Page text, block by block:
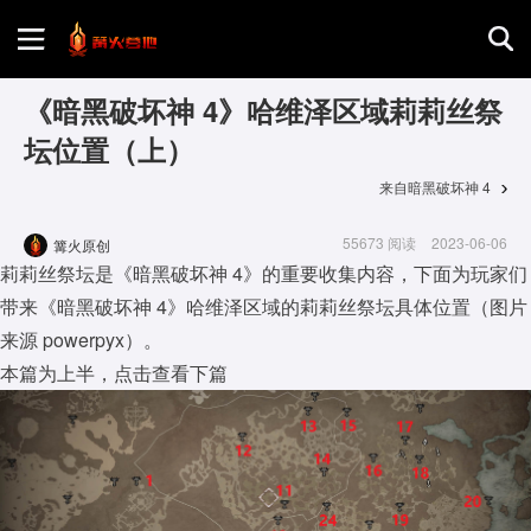
首页
游戏评测
地图攻略
《暗黑破坏神 4》哈维泽区域莉莉丝祭
坛位置（上）
来自暗黑破坏神 4
篝火原创 55673 阅读 2023-06-06
莉莉丝祭坛是《暗黑破坏神 4》的重要收集内容，下面为玩家们
带来《暗黑破坏神 4》哈维泽区域的莉莉丝祭坛具体位置（图片
来源 powerpyx）。
本篇为上半，点击查看下篇